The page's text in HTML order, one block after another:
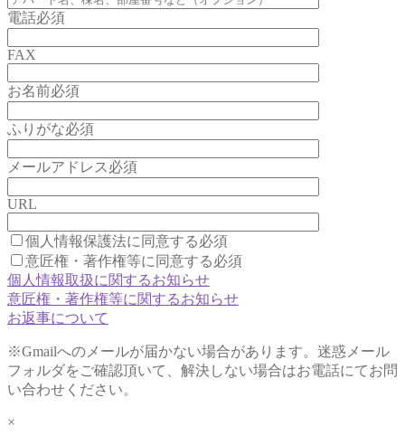
電話必須
FAX
お名前必須
ふりがな必須
メールアドレス必須
URL
個人情報保護法に同意する必須
意匠権・著作権等に同意する必須
個人情報取扱に関するお知らせ
意匠権・著作権等に関するお知らせ
お返事について
※Gmailへのメールが届かない場合があります。迷惑メール
フォルダをご確認頂いて、解決しない場合はお電話にてお問
い合わせください。
×